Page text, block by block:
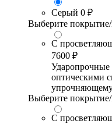
Серый 0 ₽
Выберите покрытие/
С
7600 ₽
оптическими
Выберите покрытие/
С